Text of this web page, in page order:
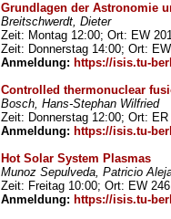
Grundlagen der Astronomie
Breitschwerdt, Dieter
Zeit: Montag 12:00; Ort: EW
Zeit: Donnerstag 14:00; Ort:
Anmeldung: https://isis.tu-
Controlled thermonuclear
Bosch, Hans-Stephan Wilfried
Zeit: Donnerstag 12:00; Ort:
Anmeldung: https://isis.tu-
Hot Solar System Plasmas
Munoz Sepulveda, Patricio
Zeit: Freitag 10:00; Ort: EW
Anmeldung: https://isis.tu-